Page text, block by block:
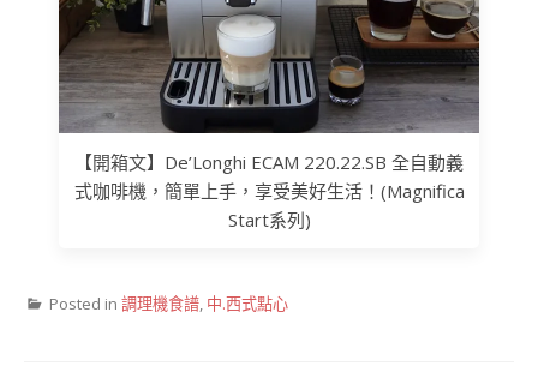
【開箱文】De’Longhi ECAM 220.22.SB 全自動義
式咖啡機，簡單上手，享受美好生活！(Magnifica
Start系列)
Posted in 調理機食譜 中.西式點心